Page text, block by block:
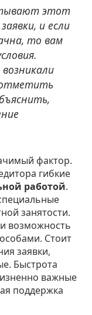
этот
и если
то вам
фактор.
гибкие
работой.
занятости.
возможность
Стоит
заявки,
Быстрота
важные
поддержка